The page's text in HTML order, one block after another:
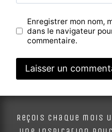
Enregistrer mon nom,
dans le navigateur
commentaire.
Alternative:
Reçois chaque mois